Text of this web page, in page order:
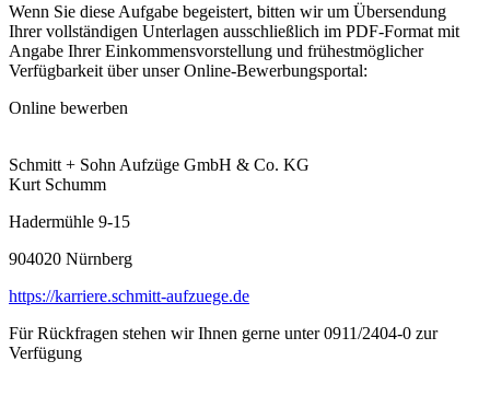
Wenn Sie diese Aufgabe begeistert, bitten wir um Übersendung
Ihrer vollständigen Unterlagen ausschließlich im PDF-Format mit
Angabe Ihrer Einkommensvorstellung und frühestmöglicher
Verfügbarkeit über unser Online-Bewerbungsportal:
Online bewerben
Schmitt + Sohn Aufzüge GmbH & Co. KG
Kurt Schumm
Hadermühle 9-15
904020 Nürnberg
https://karriere.schmitt-aufzuege.de
Für Rückfragen stehen wir Ihnen gerne unter 0911/2404-0 zur
Verfügung